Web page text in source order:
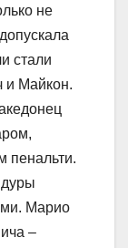
не
стали
Майкон.
пенальти.
Марио
–